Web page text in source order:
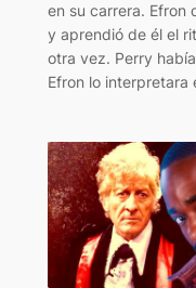
en su carrera. Efron
y aprendió de él el
otra vez. Perry
Efron lo interpretara